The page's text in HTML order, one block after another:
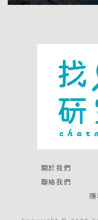
關於我們
聯絡我們